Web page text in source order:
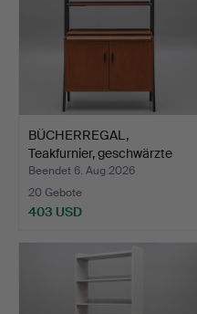
BÜCHERREGAL,
Teakfurnier, geschwärzte
Seit…
Beendet 6. Aug 2026
20 Gebote
403 USD